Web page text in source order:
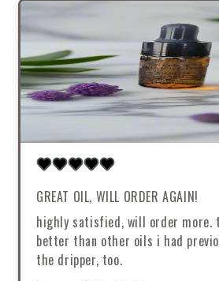
GREAT OIL, WILL ORDER AGAIN!
highly satisfied, will order more.
better than other oils i had
the dripper, too.